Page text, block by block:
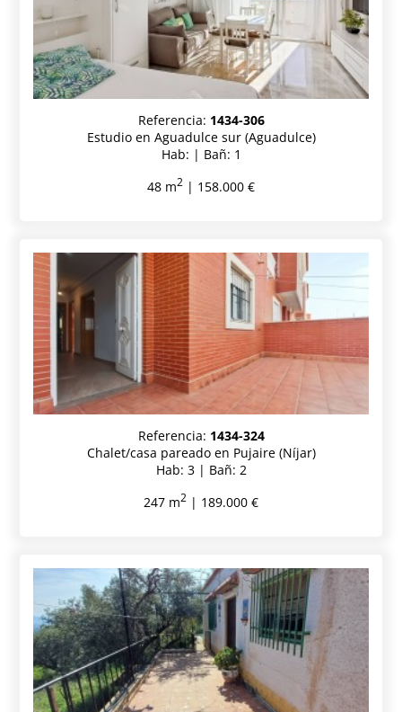
Referencia: 1434-306
Estudio en Aguadulce sur (Aguadulce)
Hab: | Bañ: 1
48 m2 | 158.000 €
Referencia: 1434-324
Chalet/casa pareado en Pujaire (Níjar)
Hab: 3 | Bañ: 2
247 m2 | 189.000 €